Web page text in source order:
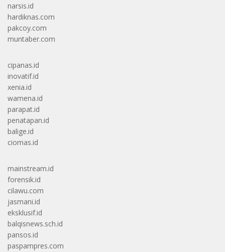
narsis.id
hardiknas.com
pakcoy.com
muntaber.com
cipanas.id
inovatif.id
xenia.id
wamena.id
parapat.id
penatapan.id
balige.id
ciomas.id
mainstream.id
forensik.id
cilawu.com
jasmani.id
eksklusif.id
balqisnews.sch.id
pansos.id
paspampres.com